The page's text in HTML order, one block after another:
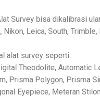
Survey bisa dikalibrasi
Nikon, Leica, South,
alat survey seperti :
Theodolite, Automatic
Prisma Polygon, Prisma
Eyepiece, Meteran